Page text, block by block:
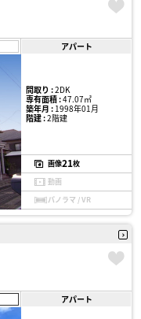
アパート
間取り :2DK
専有面積 :47.07㎡
築年月 :1998年01月
階建 :2階建
画像21枚
動画
パノラマ / VR
アパート